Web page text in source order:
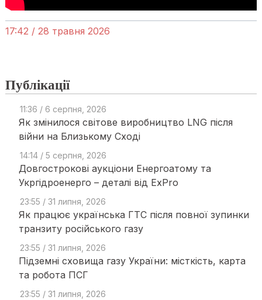
17:42 / 28 травня 2026
Публікації
11:36 / 6 серпня, 2026
Як змінилося світове виробництво LNG після
війни на Близькому Сході
14:14 / 5 серпня, 2026
Довгострокові аукціони Енергоатому та
Укргідроенерго – деталі від ExPro
23:55 / 31 липня, 2026
Як працює українська ГТС після повної зупинки
транзиту російського газу
23:55 / 31 липня, 2026
Підземні сховища газу України: місткість, карта
та робота ПСГ
23:55 / 31 липня, 2026